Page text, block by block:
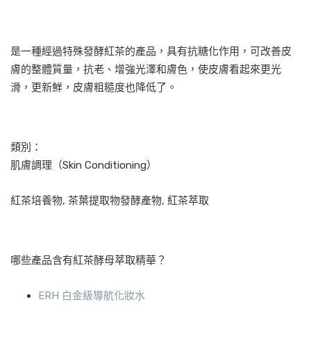
是一種經過特殊發酵紅茶的產品，具有抗糖化作用，可改善皮
膚的整體質量，抗老、增強光澤和膚色，使皮膚看起來更光
滑，更新鮮，皮膚粗糙度也降低了。
類別：
肌膚調理（Skin Conditioning）
紅茶培養物, 茶葉提取物發酵產物, 紅茶萃取
哪些產品含有紅茶酵母萃取精華？
ERH 白金級導航化妝水